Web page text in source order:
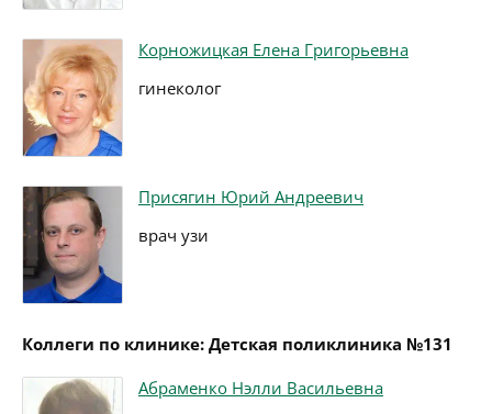
Корножицкая Елена Григорьевна
гинеколог
Присягин Юрий Андреевич
врач узи
Коллеги по клинике: Детская поликлиника №131
Абраменко Нэлли Васильевна